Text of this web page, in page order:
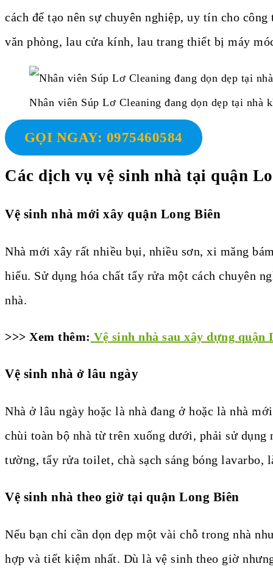
cách để tạo nên sự chuyên nghiệp, uy tín cho
văn phòng, lau cửa kính, lau trang thiết bị máy
Nhân viên Súp Lơ Cleaning đang dọn dẹp tại nhà
GỌI NGAY: 0975460584
Các dịch vụ vệ sinh nhà tại quận
Vệ sinh nhà mới xây quận Long Biên
Nhà mới xây rất nhiều bụi, nhiều sơn, xi măng
hiểu. Sử dụng hóa chất tẩy rửa một cách chuyên
nhà.
>>> Xem thêm: Vệ sinh nhà sau xây dựng quận
Vệ sinh nhà ở lâu ngày
Nhà ở lâu ngày hoặc là nhà đang ở hoặc là nhà
chùi toàn bộ nhà từ trên xuống dưới, phải sử dụng
tường, tẩy rửa toilet, chà sạch sáng bóng lavarbo,
Vệ sinh nhà theo giờ tại quận Long Biên
Nếu bạn chỉ cần dọn dẹp một vài chỗ trong nhà
hợp và tiết kiệm nhất. Dù là vệ sinh theo giờ